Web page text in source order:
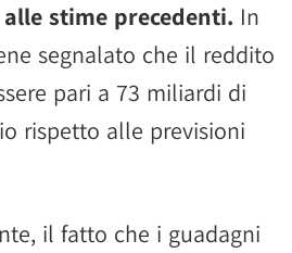
stime precedenti. In
segnalato che il reddito
pari a 73 miliardi di
rispetto alle previsioni
il fatto che i guadagni